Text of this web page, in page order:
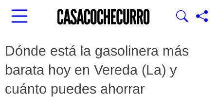
Dónde está la gasolinera más
barata hoy en Vereda (La) y
cuánto puedes ahorrar